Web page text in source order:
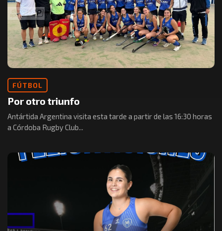
FÚTBOL
Por otro triunfo
Antártida Argentina visita esta tarde a partir de las 16:30 horas
a Córdoba Rugby Club...